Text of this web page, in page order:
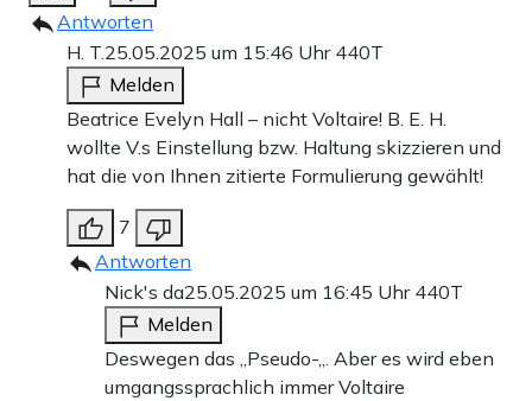
Antworten
H. T. 25.05.2025 um 15:46 Uhr 440T
Melden
Beatrice Evelyn Hall – nicht Voltaire! B. E. H.
wollte V.s Einstellung bzw. Haltung skizzieren und
hat die von Ihnen zitierte Formulierung gewählt!
7
Antworten
Nick's da25.05.2025 um 16:45 Uhr 440T
Melden
Deswegen das „Pseudo-„. Aber es wird eben
umgangssprachlich immer Voltaire